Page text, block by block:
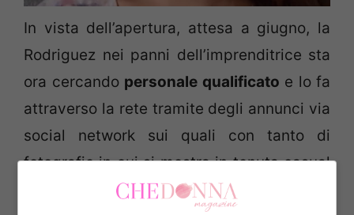
In vista dell’apertura, attesa a giugno, la
Rodriguez nei panni dell’imprenditrice sta
ora cercando personale qualificato e lo fa
attraverso la rete tramite degli annunci via
social network sui quali con tanto di
fotografie in cui si mostra in tenuta casual
chic scrive: “Ricci, aperto a pranzo e